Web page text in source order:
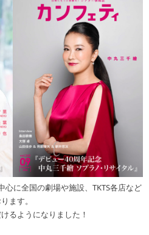
に全国の劇場や施設、TKTS各店など
ます。
るようになりました！